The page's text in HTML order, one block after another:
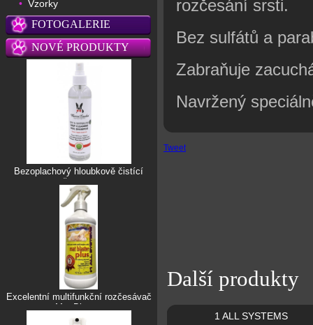
• Vzorky
FOTOGALERIE
NOVÉ PRODUKTY
Bezoplachový hloubkově čistící
šampon
Excelentní multifunkční rozčesávač
Mat Blaster
rozčesání srsti.
Bez sulfátů a
Zabraňuje
Navržený
Tweet
Další produkty
1 ALL SYSTEMS